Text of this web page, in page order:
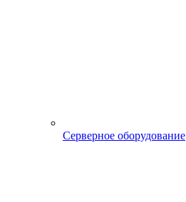
Серверное оборудование